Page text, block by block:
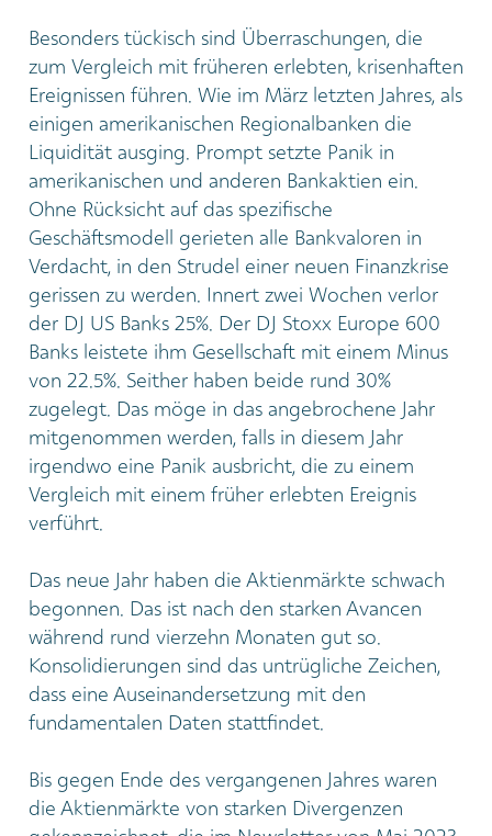
Besonders tückisch sind Überraschungen, die
zum Vergleich mit früheren erlebten, krisenhaften
Ereignissen führen. Wie im März letzten Jahres, als
einigen amerikanischen Regionalbanken die
Liquidität ausging. Prompt setzte Panik in
amerikanischen und anderen Bankaktien ein.
Ohne Rücksicht auf das spezifische
Geschäftsmodell gerieten alle Bankvaloren in
Verdacht, in den Strudel einer neuen Finanzkrise
gerissen zu werden. Innert zwei Wochen verlor
der DJ US Banks 25%. Der DJ Stoxx Europe 600
Banks leistete ihm Gesellschaft mit einem Minus
von 22.5%. Seither haben beide rund 30%
zugelegt. Das möge in das angebrochene Jahr
mitgenommen werden, falls in diesem Jahr
irgendwo eine Panik ausbricht, die zu einem
Vergleich mit einem früher erlebten Ereignis
verführt.
Das neue Jahr haben die Aktienmärkte schwach
begonnen. Das ist nach den starken Avancen
während rund vierzehn Monaten gut so.
Konsolidierungen sind das untrügliche Zeichen,
dass eine Auseinandersetzung mit den
fundamentalen Daten stattfindet.
Bis gegen Ende des vergangenen Jahres waren
die Aktienmärkte von starken Divergenzen